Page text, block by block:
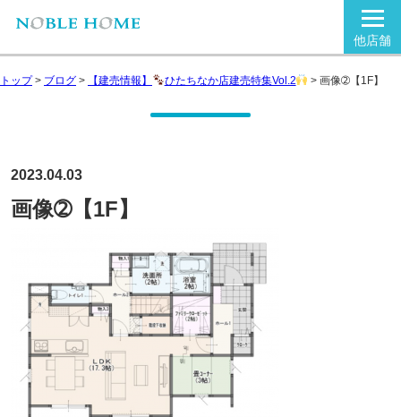
他店舗
トップ> ブログ > 【建売情報】 ひたちなか店建売特集Vol.2 >画像➁【1F】
2023.04.03
画像➁【1F】